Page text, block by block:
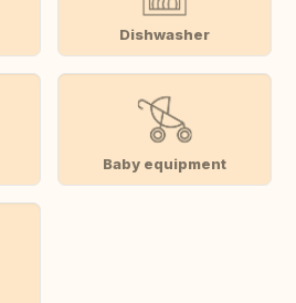
Dishwasher
Baby equipment